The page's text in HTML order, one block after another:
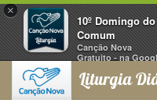
×
10º Domingo
Comum
Canção Nova
Gratuito - na
Liturgia